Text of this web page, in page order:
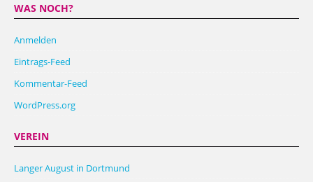
WAS NOCH?
Anmelden
Eintrags-Feed
Kommentar-Feed
WordPress.org
VEREIN
Langer August in Dortmund